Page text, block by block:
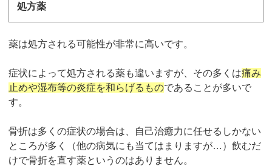
処方薬
薬は処方される可能性が非常に高いです。
症状によって処方される薬も違いますが、その多くは痛み
止めや湿布等の炎症を和らげるものであることが多いで
す。
骨折は多くの症状の場合は、自己治癒力に任せるしかない
ところが多く（他の病気にも当てはまりますが… ）飲むだ
けで骨折を直す薬というのはありません。